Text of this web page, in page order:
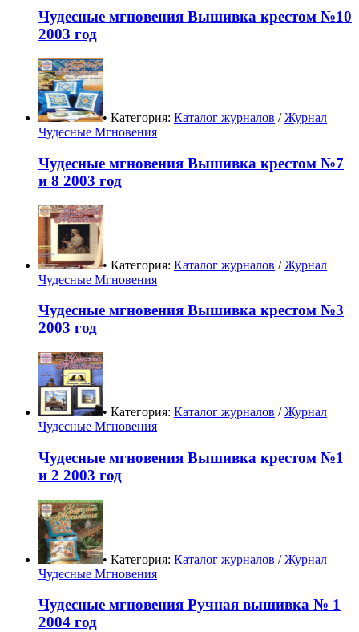
Чудесные мгновения Вышивка крестом №10
2003 год
• Категория: Каталог журналов /Журнал
Чудесные Мгновения
Чудесные мгновения Вышивка крестом №7
и 8 2003 год
• Категория: Каталог журналов /Журнал
Чудесные Мгновения
Чудесные мгновения Вышивка крестом №3
2003 год
• Категория: Каталог журналов /Журнал
Чудесные Мгновения
Чудесные мгновения Вышивка крестом №1
и 2 2003 год
• Категория: Каталог журналов /Журнал
Чудесные Мгновения
Чудесные мгновения Ручная вышивка № 1
2004 год